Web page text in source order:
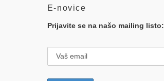
E-novice
Prijavite se na našo mailing listo: